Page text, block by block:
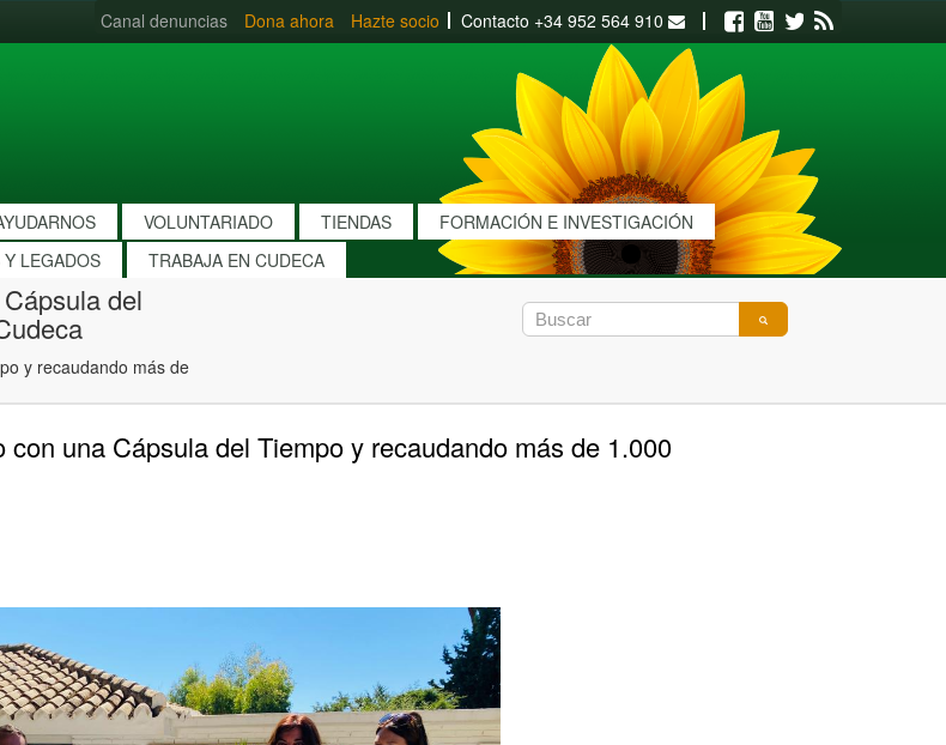
Canal denuncias Dona ahora Hazte socio Contacto +34 952 564 910 Facebook
Youtube
Twitter
VOLUNTARIADO TIENDAS
FORMACIÓN E INVESTIGACIÓN
LEGADOS TRABAJA EN CUDECA
del
y recaudando más de
una Cápsula del Tiempo y recaudando más de 1.000